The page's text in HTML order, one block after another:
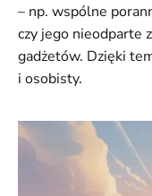
– np. wspólne
czy jego nieodparte
gadżetów. Dzięki
i osobisty.